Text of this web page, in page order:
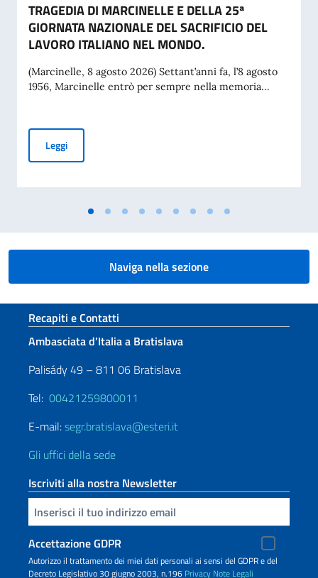
TRAGEDIA DI MARCINELLE E DELLA 25ª
GIORNATA NAZIONALE DEL SACRIFICIO DEL
LAVORO ITALIANO NEL MONDO.
(Marcinelle, 8 agosto 2026) Settant’anni fa, l’8 agosto
1956, Marcinelle entrò per sempre nella memoria...
LeggiMESSAGGIO DEL VICE PRESIDENTE DEL CONSIGLIO DEI
Naviga nella sezione
Sezione footer
Recapiti e Contatti
Ambasciata d’Italia a Bratislava
Palisády 49 – 811 06 Bratislava
Tel: 00421259800011
E-mail:segr.bratislava@esteri.it
Gli uffici della sede
Iscriviti alla nostra Newsletter
Inserisci la tua email
Accettazione GDPR
Autorizzo il trattamento dei miei dati personali ai sensi del GDPR e del
Decreto Legislativo 30 giugno 2003, n.196 Privacy Note Legali